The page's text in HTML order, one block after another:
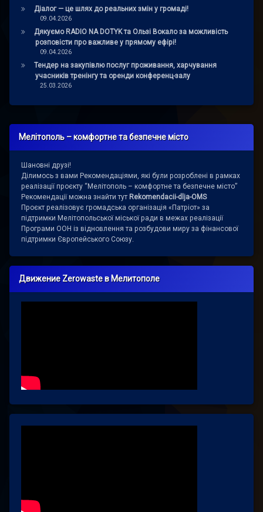
Діалог — це шлях до реальних змін у громаді!
09.04.2026
Дякуємо RADIO NA DOTYK та Ользі Вокало за можливість
розповісти про важливе у прямому ефірі!
09.04.2026
Тендер на закупівлю послуг проживання, харчування
учасників тренінгу та оренди конференц-залу
25.03.2026
Мелітополь – комфортне та безпечне місто
Шановні друзі!
Ділимось з вами Рекомендаціями, які були розроблені в рамках
реалізації проєкту “Мелітополь – комфортне та безпечне місто”
Рекомендації можна знайти тут Rekomendacii-dlja-OMS
Проєкт реалізовує громадська організація «Патріот» за
підтримки Мелітопольської міської ради в межах реалізації
Програми ООН із відновлення та розбудови миру за фінансової
підтримки Європейського Союзу.
Движение Zerowaste в Мелитополе